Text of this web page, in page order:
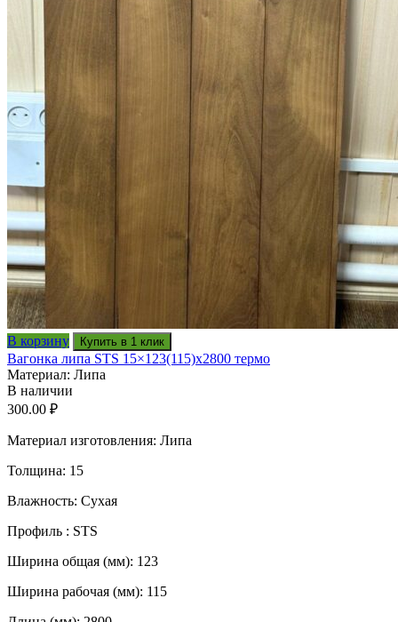
В корзину Купить в 1 клик
Вагонка липа STS 15×123(115)x2800 термо
Материал: Липа
В наличии
300.00 ₽
Материал изготовления: Липа
Толщина: 15
Влажность: Сухая
Профиль : STS
Ширина общая (мм): 123
Ширина рабочая (мм): 115